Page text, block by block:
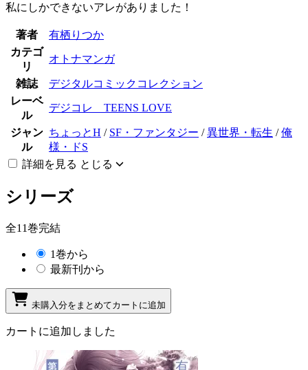
私にしかできないアレがありました！
著者
有栖りつか
カテゴ
リ
オトナマンガ
雑誌
デジタルコミックコレクション
レーベ
ル
デジコレ TEENS LOVE
ジャン
ル
ちょっとH / SF・ファンタジー /異世界・転生 /俺
様・ドS
詳細を見る とじる
シリーズ
全11巻完結
1巻から
最新刊から
未購入分をまとめてカートに追加
カートに追加しました